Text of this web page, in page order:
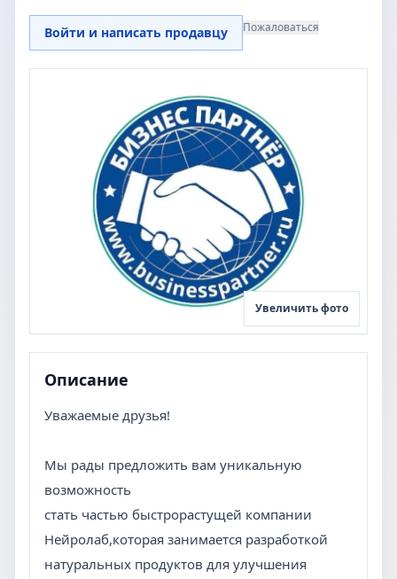
Войти и написать продавцу Пожаловаться
Увеличить фото
Описание
Уважаемые друзья!
Мы рады предложить вам уникальную
возможность
стать частью быстрорастущей компании
Нейролаб,которая занимается разработкой
натуральных продуктов для улучшения